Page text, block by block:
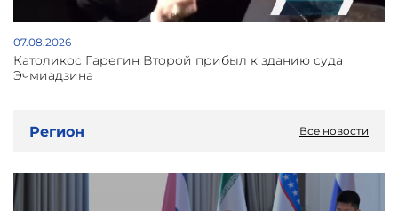
07.08.2026
Католикос Гарегин Второй прибыл к зданию суда
Эчмиадзина
Регион Все новости